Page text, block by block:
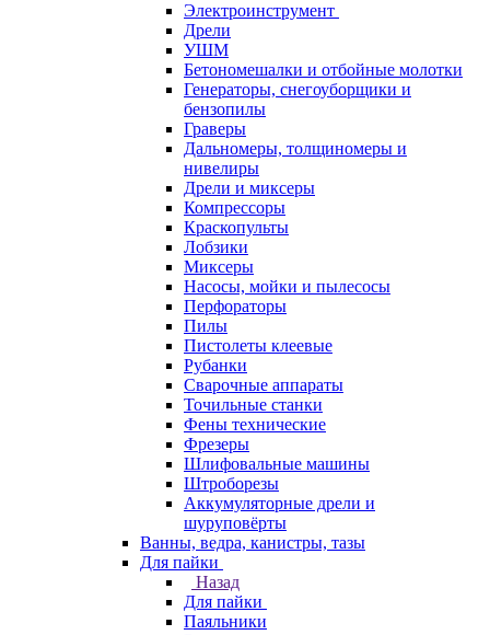
Электроинструмент
Дрели
УШМ
Бетономешалки и отбойные молотки
Генераторы, снегоуборщики и
бензопилы
Граверы
Дальномеры, толщиномеры и
нивелиры
Дрели и миксеры
Компрессоры
Краскопульты
Лобзики
Миксеры
Насосы, мойки и пылесосы
Перфораторы
Пилы
Пистолеты клеевые
Рубанки
Сварочные аппараты
Точильные станки
Фены технические
Фрезеры
Шлифовальные машины
Штроборезы
Аккумуляторные дрели и
шуруповёрты
Ванны, ведра, канистры, тазы
Для пайки
Назад
Для пайки
Паяльники